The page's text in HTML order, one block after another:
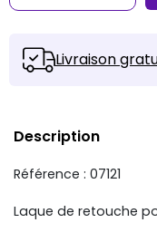
Livraison
Description
Référence : 07121
Laque de retouche